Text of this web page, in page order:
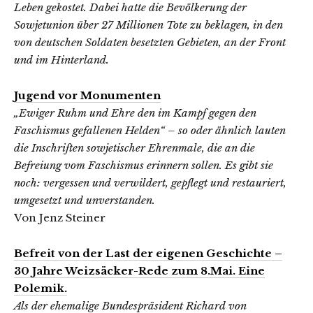
Leben gekostet. Dabei hatte die Bevölkerung der
Sowjetunion über 27 Millionen Tote zu beklagen, in den
von deutschen Soldaten besetzten Gebieten, an der Front
und im Hinterland.
Jugend vor Monumenten
„Ewiger Ruhm und Ehre den im Kampf gegen den
Faschismus gefallenen Helden“ – so oder ähnlich lauten
die Inschriften sowjetischer Ehrenmale, die an die
Befreiung vom Faschismus erinnern sollen. Es gibt sie
noch: vergessen und verwildert, gepflegt und restauriert,
umgesetzt und unverstanden.
Von Jenz Steiner
Befreit von der Last der eigenen Geschichte –
30 Jahre Weizsäcker-Rede zum 8.Mai. Eine
Polemik.
Als der ehemalige Bundespräsident Richard von